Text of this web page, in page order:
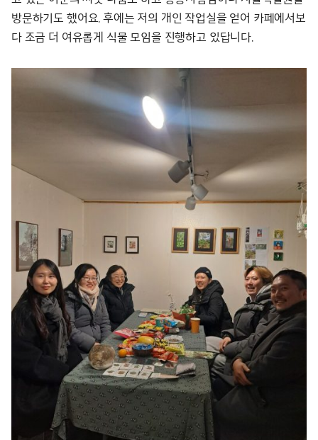
방문하기도 했어요. 후에는 저의 개인 작업실을 얻어 카페에서보
다 조금 더 여유롭게 식물 모임을 진행하고 있답니다.